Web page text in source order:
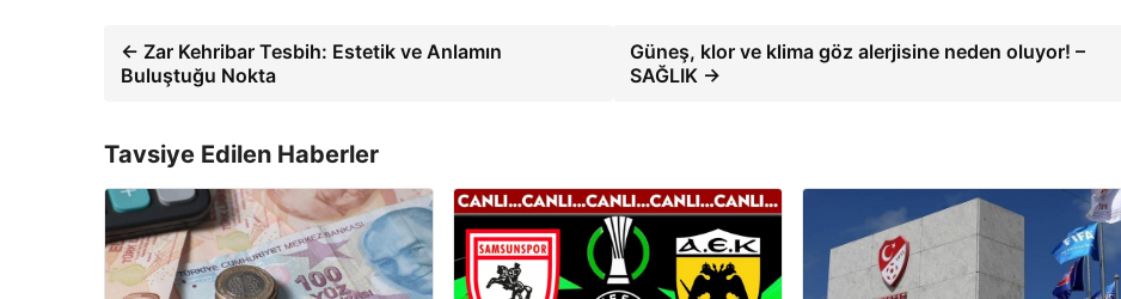
← Zar Kehribar Tesbih: Estetik ve Anlamın
Buluştuğu Nokta
Güneş, klor ve klima göz alerjisine neden oluyor! –
SAĞLIK →
Tavsiye Edilen Haberler